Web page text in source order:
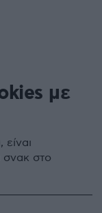
με
σνακ στο